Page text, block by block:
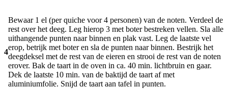
4
Bewaar 1 el (per quiche voor 4 personen) van de noten. Verdeel de
rest over het deeg. Leg hierop 3 met boter bestreken vellen. Sla alle
uithangende punten naar binnen en plak vast. Leg de laatste vel
erop, betrijk met boter en sla de punten naar binnen. Bestrijk het
deegdeksel met de rest van de eieren en strooi de rest van de noten
erover. Bak de taart in de oven in ca. 40 min. lichtbruin en gaar.
Dek de laatste 10 min. van de baktijd de taart af met
aluminiumfolie. Snijd de taart aan tafel in punten.